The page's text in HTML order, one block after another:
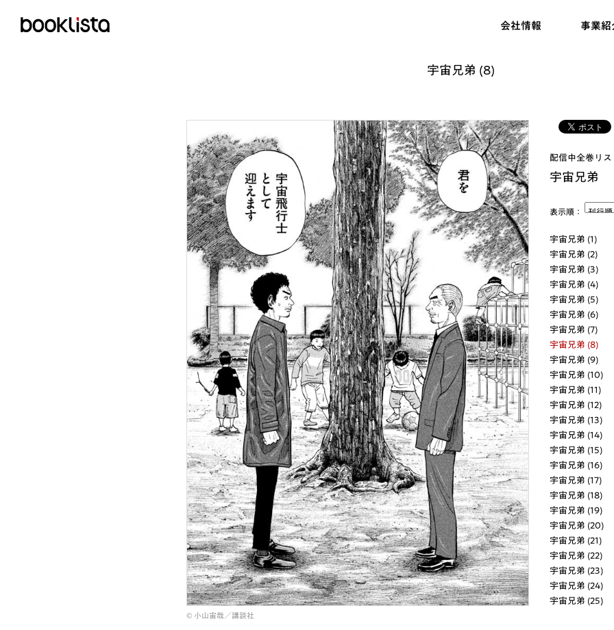
会社情報 事業紹
宇宙兄弟 (8)
© 小山宙哉／講談社
配信中全巻リス
宇宙兄弟
表示順：
宇宙兄弟 (1)
宇宙兄弟 (2)
宇宙兄弟 (3)
宇宙兄弟 (4)
宇宙兄弟 (5)
宇宙兄弟 (6)
宇宙兄弟 (7)
宇宙兄弟 (8)
宇宙兄弟 (9)
宇宙兄弟 (10)
宇宙兄弟 (11)
宇宙兄弟 (12)
宇宙兄弟 (13)
宇宙兄弟 (14)
宇宙兄弟 (15)
宇宙兄弟 (16)
宇宙兄弟 (17)
宇宙兄弟 (18)
宇宙兄弟 (19)
宇宙兄弟 (20)
宇宙兄弟 (21)
宇宙兄弟 (22)
宇宙兄弟 (23)
宇宙兄弟 (24)
宇宙兄弟 (25)